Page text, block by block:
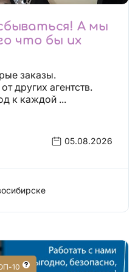
А мы
что бы их
заказы.
других агентств.
к каждой ...
05.08.2026
10